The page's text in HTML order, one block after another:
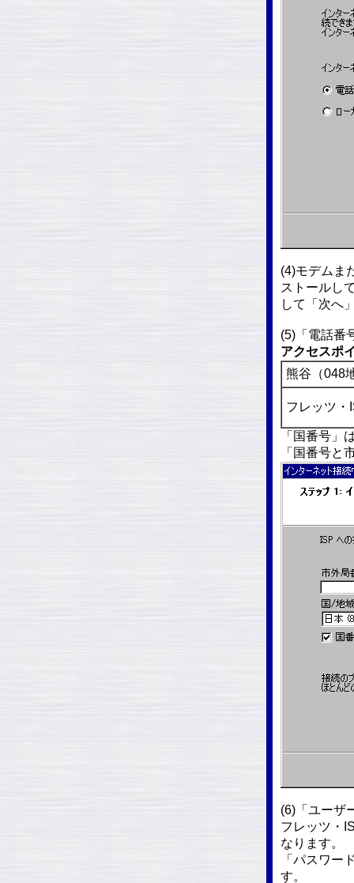
(4)モデムま
ストールし
して「次へ
(5)「電話番
アクセスポ
熊谷（048
フレッツ・
「国番号」
「国番号と
(6)「ユーザ
フレッツ・
なります。
「パスワー
す。